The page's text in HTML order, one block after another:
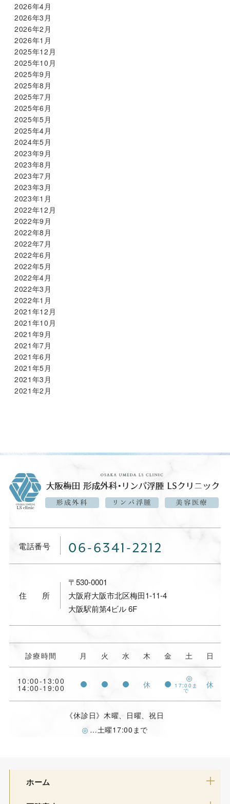
2026年4月
2026年3月
2026年2月
2026年1月
2025年12月
2025年10月
2025年9月
2025年8月
2025年7月
2025年6月
2025年5月
2025年4月
2024年5月
2023年9月
2023年8月
2023年7月
2023年3月
2023年1月
2022年12月
2022年9月
2022年8月
2022年7月
2022年6月
2022年5月
2022年4月
2022年3月
2022年1月
2021年12月
2021年10月
2021年9月
2021年7月
2021年6月
2021年5月
2021年3月
2021年2月
形成外科 リンパ浮腫 美容医療
電話番号 06-6341-2212
住所
〒530-0001
大阪府大阪市北区梅田1-11-4
大阪駅前第4ビル 6F
診療時間 月 火 水 木 金 土 日
10:00-13:00
14:00-19:00 休 17:00ま
で
休
《休診日》木曜、日曜、祝日
…土曜17:00まで
ホーム